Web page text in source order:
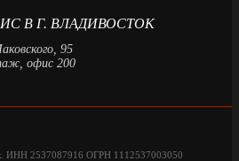
В Г. ВЛАДИВОСТОК
95
офис 200
ИНН 2537087916 ОГРН 1112537003050